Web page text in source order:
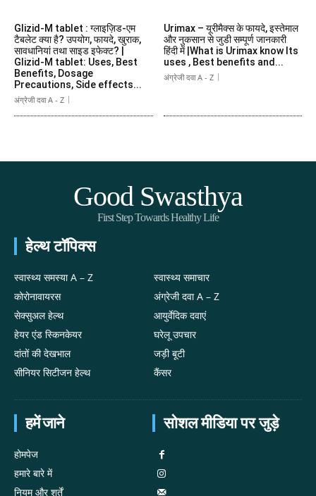
Glizid-M tablet : ग्लाइज़िड-एम
टैबलेट क्या है? उपयोग, फायदे, खुराक,
सावधानियां तथा साइड इफेक्ट? |
Glizid-M tablet: Uses, Best
Benefits, Dosage
Precautions, Side effects...
अंग्रेजी दवा A - Z
Urimax – यूरीमैक्स के फायदे, इस्तेमाल
और नुकसान से जुडी सम्पूर्ण जानकारी
हिंदी में |What is Urimax know Its
uses , Best benefits and...
अंग्रेजी दवा A - Z
Good Swasthya
First Step Towards Healthy Life
हेल्थ टॉपिक्स
स्वास्थ्य समस्या A – Z
कोरोनावायरस
सेक्सुअल हेल्थ
हेयर एंड स्किनकेयर
दांतों की देखभाल
सीनियर सिटीजन हेल्थ
स्वास्थ्य समाचार
अंग्रेजी दवा A – Z
आयुर्वेदिक दवाएं
घरेलू उपचार
जड़ी बूटी
कैंसर
हमें जाने
होमपेज
हमारे बारे में
नियम और शर्तें
सोशल मीडिया पर जुड़े